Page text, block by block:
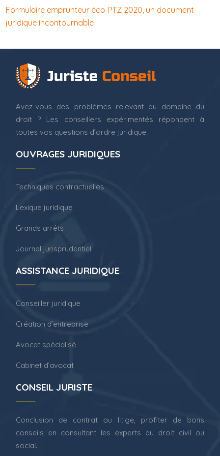
Formulaire emprunteur éco-PTZ 2020, un document
juridique incontournable
Avez-vous des problèmes relevant du domaine du
droit ? Les conseillers expérimentés répondent à
toutes vos questions d’ordre juridique.
OUVRAGES JURIDIQUES
Techniques contractuelles
Lexique juridique
Grands arrêts
Journal jurisprudentiel
ASSISTANCE JURIDIQUE
Conseiller juridique
Création d’entreprise
Avocat spécialisé
Cabinet d’avocat
CONSEIL JURISTE
Conclusion de contrat ou litige, profiter de bons
conseils en consultant les experts du droit civil ou
social.